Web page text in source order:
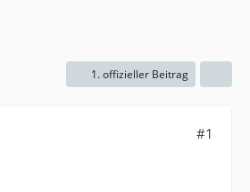
1. offizieller Beitrag
#1